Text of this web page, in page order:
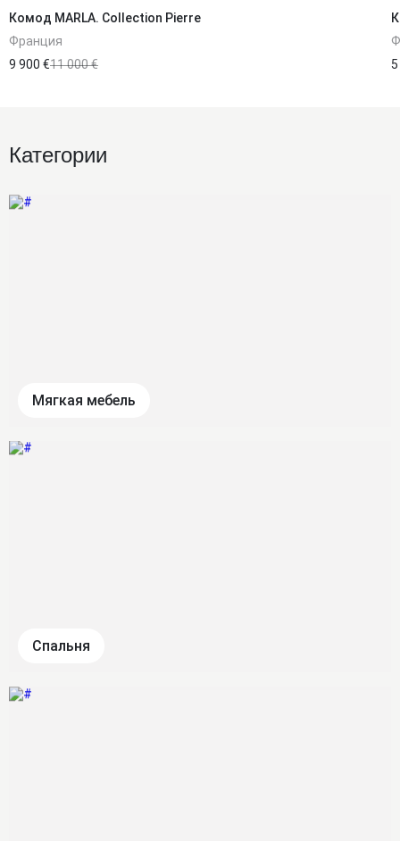
Комод MARLA. Collection Pierre
Франция
9 900 €11 000 €
Категории
Мягкая мебель
Спальня